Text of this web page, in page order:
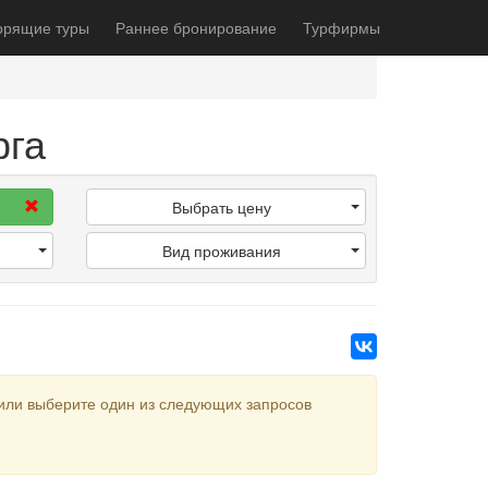
туры Раннее бронирование Турфирмы
Выбрать цену
Вид проживания
выберите один из следующих запросов